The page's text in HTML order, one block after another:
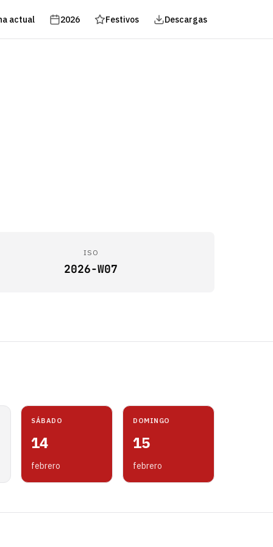
actual 2026 Festivos Descargas
ISO
2026-W07
SÁBADO
14
febrero
DOMINGO
15
febrero